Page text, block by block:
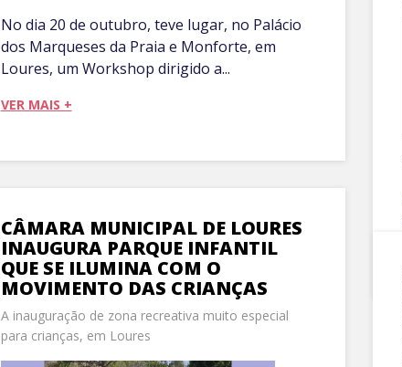
No dia 20 de outubro, teve lugar, no Palácio
dos Marqueses da Praia e Monforte, em
Loures, um Workshop dirigido a...
VER MAIS +
CÂMARA MUNICIPAL DE LOURES
INAUGURA PARQUE INFANTIL
QUE SE ILUMINA COM O
MOVIMENTO DAS CRIANÇAS
A inauguração de zona recreativa muito especial
para crianças, em Loures